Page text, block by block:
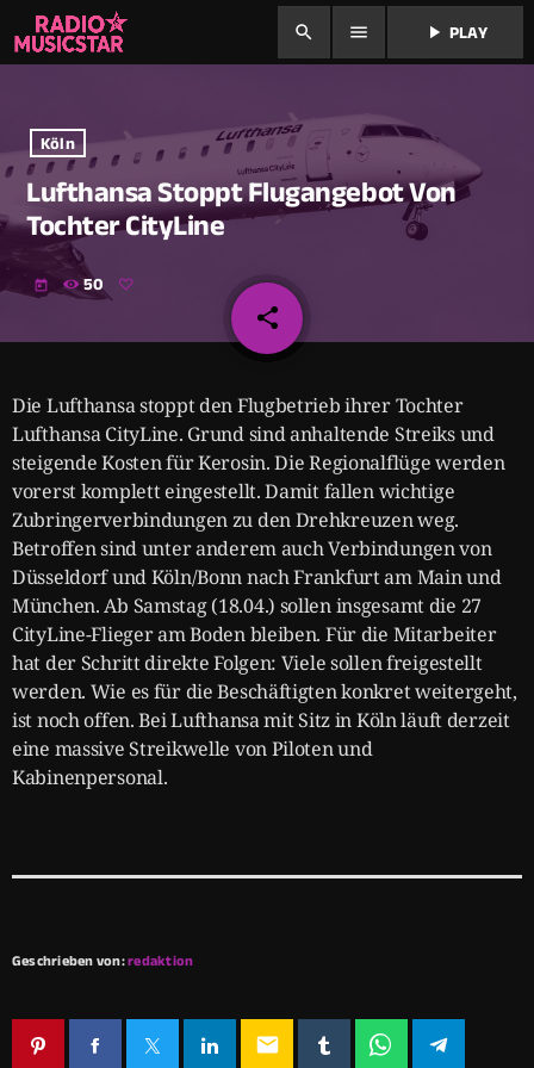
search menu play_arrow PLAY
Köln
Lufthansa Stoppt Flugangebot Von
Tochter CityLine
today 50
share
email
Die Lufthansa stoppt den Flugbetrieb ihrer Tochter
Lufthansa CityLine. Grund sind anhaltende Streiks und
steigende Kosten für Kerosin. Die Regionalflüge werden
vorerst komplett eingestellt. Damit fallen wichtige
Zubringerverbindungen zu den Drehkreuzen weg.
Betroffen sind unter anderem auch Verbindungen von
Düsseldorf und Köln/Bonn nach Frankfurt am Main und
München. Ab Samstag (18.04.) sollen insgesamt die 27
CityLine-Flieger am Boden bleiben. Für die Mitarbeiter
hat der Schritt direkte Folgen: Viele sollen freigestellt
werden. Wie es für die Beschäftigten konkret weitergeht,
ist noch offen. Bei Lufthansa mit Sitz in Köln läuft derzeit
eine massive Streikwelle von Piloten und
Kabinenpersonal.
Geschrieben von:redaktion
email